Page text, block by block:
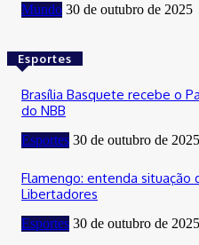
Mundo 30 de outubro de 2025
Esportes
Brasília Basquete recebe o
do NBB
Esportes 30 de outubro de 2025
Flamengo: entenda situação
Libertadores
Esportes 30 de outubro de 2025